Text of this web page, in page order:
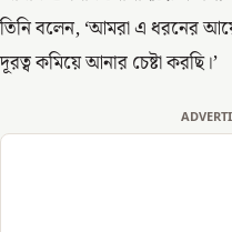
তিনি বলেন, ‘আমরা এ ধরনের
দূরত্ব কমিয়ে আনার চেষ্টা করছি।’